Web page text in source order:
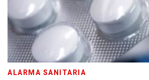
ALARMA SANITARIA